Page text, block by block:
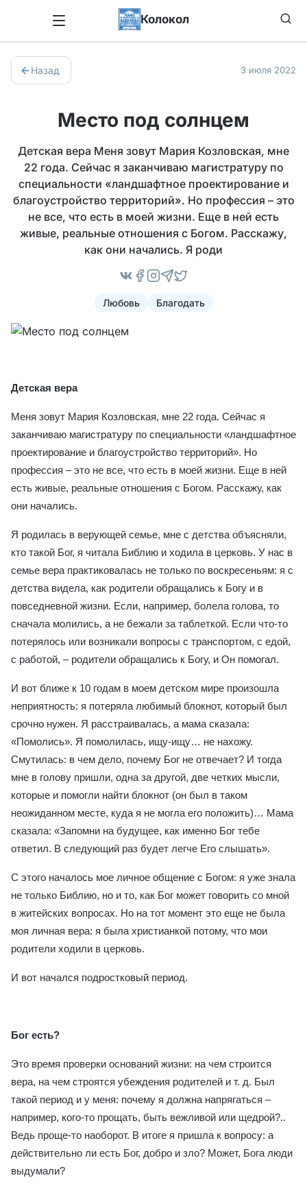
Колокол
Назад 3 июля 2022
Место под солнцем
Детская вера Меня зовут Мария Козловская, мне
22 года. Сейчас я заканчиваю магистратуру по
специальности «ландшафтное проектирование и
благоустройство территорий». Но профессия – это
не все, что есть в моей жизни. Еще в ней есть
живые, реальные отношения с Богом. Расскажу,
как они начались. Я роди
Любовь Благодать
Детская вера
Меня зовут Мария Козловская, мне 22 года. Сейчас я
заканчиваю магистратуру по специальности «ландшафтное
проектирование и благоустройство территорий». Но
профессия – это не все, что есть в моей жизни. Еще в ней
есть живые, реальные отношения с Богом. Расскажу, как
они начались.
Я родилась в верующей семье, мне с детства объясняли,
кто такой Бог, я читала Библию и ходила в церковь. У нас в
семье вера практиковалась не только по воскресеньям: я с
детства видела, как родители обращались к Богу и в
повседневной жизни. Если, например, болела голова, то
сначала молились, а не бежали за таблеткой. Если что-то
потерялось или возникали вопросы с транспортом, с едой,
с работой, – родители обращались к Богу, и Он помогал.
И вот ближе к 10 годам в моем детском мире произошла
неприятность: я потеряла любимый блокнот, который был
срочно нужен. Я расстраивалась, а мама сказала:
«Помолись». Я помолилась, ищу-ищу… не нахожу.
Смутилась: в чем дело, почему Бог не отвечает? И тогда
мне в голову пришли, одна за другой, две четких мысли,
которые и помогли найти блокнот (он был в таком
неожиданном месте, куда я не могла его положить)… Мама
сказала: «Запомни на будущее, как именно Бог тебе
ответил. В следующий раз будет легче Его слышать».
С этого началось мое личное общение с Богом: я уже знала
не только Библию, но и то, как Бог может говорить со мной
в житейских вопросах. Но на тот момент это еще не была
моя личная вера: я была христианкой потому, что мои
родители ходили в церковь.
И вот начался подростковый период.
Бог есть?
Это время проверки оснований жизни: на чем строится
вера, на чем строятся убеждения родителей и т. д. Был
такой период и у меня: почему я должна напрягаться –
например, кого-то прощать, быть вежливой или щедрой?..
Ведь проще-то наоборот. В итоге я пришла к вопросу: а
действительно ли есть Бог, добро и зло? Может, Бога люди
выдумали?